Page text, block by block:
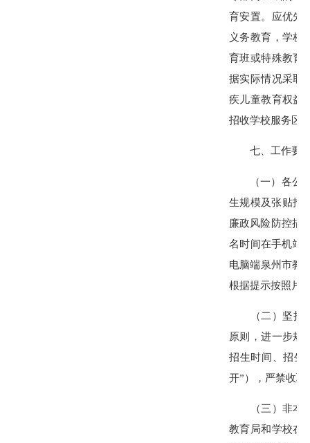
育安置。应优先
义务教育，学校
育班或特殊教育
据实际情况采取
疾儿童教育权益
招收学校服务区
七、工作要
（一）各公办
生规模及张贴招
廉政风险防控措
名时间在手机端
电脑端泉州市教
根据提示按照片
（二）坚持义
原则，进一步规
招生时间、招生
开”），严禁收取
（三）非本区
教育局和学校在